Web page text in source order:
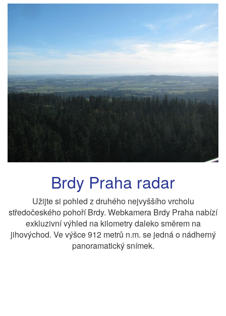
Brdy Praha radar
Užijte si pohled z druhého nejvyššího vrcholu
středočeského pohoří Brdy. Webkamera Brdy Praha nabízí
exkluzivní výhled na kilometry daleko směrem na
jihovýchod. Ve výšce 912 metrů n.m. se jedná o nádherný
panoramatický snímek.